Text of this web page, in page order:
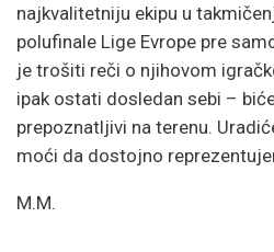
najkvalitetniju ekipu u
polufinale Lige Evrope pre
je trošiti reči o njihovom
ipak ostati dosledan sebi –
prepoznatljivi na terenu.
moći da dostojno
M.M.